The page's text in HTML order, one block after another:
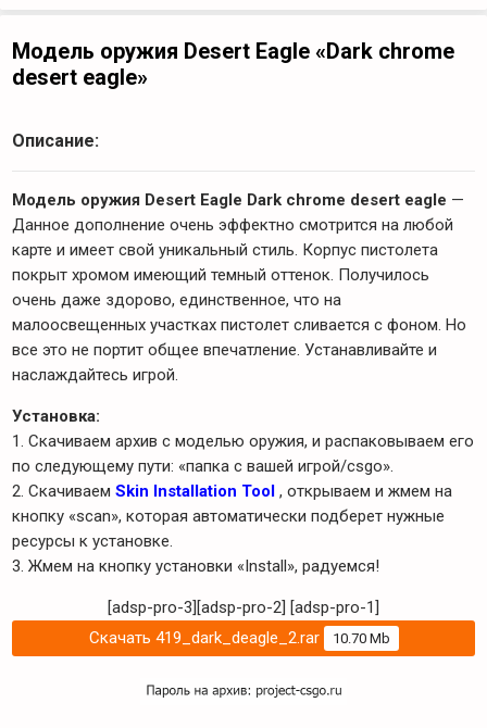
Модель оружия Desert Eagle «Dark chrome
desert eagle»
Описание:
Модель оружия Desert Eagle Dark chrome desert eagle —
Данное дополнение очень эффектно смотрится на любой
карте и имеет свой уникальный стиль. Корпус пистолета
покрыт хромом имеющий темный оттенок. Получилось
очень даже здорово, единственное, что на
малоосвещенных участках пистолет сливается с фоном. Но
все это не портит общее впечатление. Устанавливайте и
наслаждайтесь игрой.
Установка:
1. Скачиваем архив с моделью оружия, и распаковываем его
по следующему пути: «папка с вашей игрой/csgo».
2. Скачиваем Skin Installation Tool , открываем и жмем на
кнопку «scan», которая автоматически подберет нужные
ресурсы к установке.
3. Жмем на кнопку установки «Install», радуемся!
[adsp-pro-3][adsp-pro-2] [adsp-pro-1]
Скачать 419_dark_deagle_2.rar
10.70 Mb